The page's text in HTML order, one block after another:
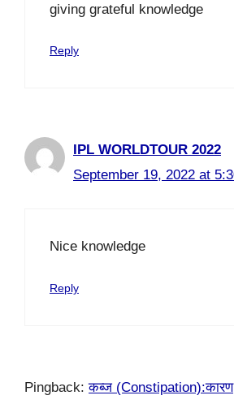
giving grateful knowledge
Reply
IPL WORLDTOUR 2022
September 19, 2022 at
Nice knowledge
Reply
Pingback:कब्ज